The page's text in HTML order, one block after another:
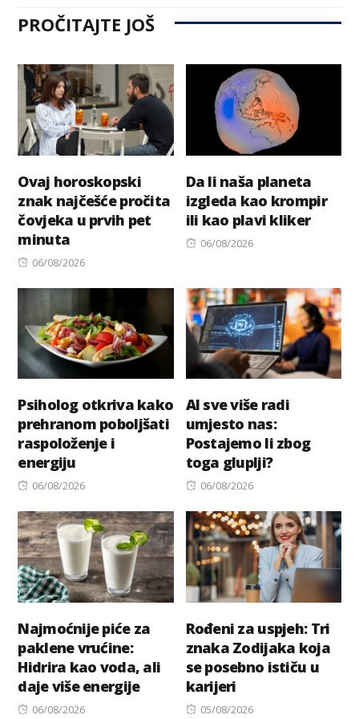
PROČITAJTE JOŠ
Ovaj horoskopski
znak najčešće pročita
čovjeka u prvih pet
minuta
Posted
06/08/2026
Da li naša planeta
izgleda kao krompir
ili kao plavi kliker
Posted
06/08/2026
Psiholog otkriva kako
prehranom poboljšati
raspoloženje i
energiju
Posted
06/08/2026
AI sve više radi
umjesto nas:
Postajemo li zbog
toga gluplji?
Posted
06/08/2026
Najmoćnije piće za
paklene vrućine:
Hidrira kao voda, ali
daje više energije
Posted
06/08/2026
Rođeni za uspjeh: Tri
znaka Zodijaka koja
se posebno ističu u
karijeri
Posted
05/08/2026